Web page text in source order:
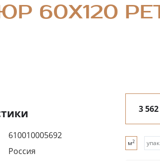
60X120
610010005692
Россия
3
м2